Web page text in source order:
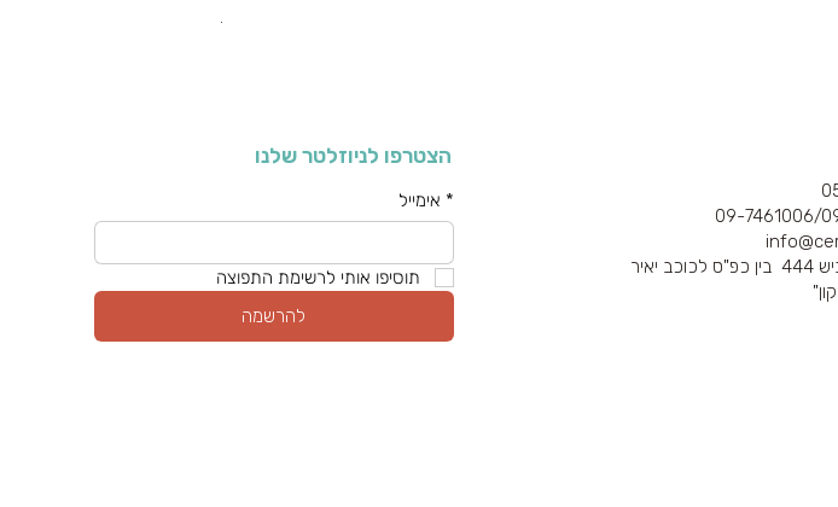
הצטרפו לניוזלטר שלנו
* אימייל
תוסיפו אותי לרשימת התפוצה
להרשמה
יאיר